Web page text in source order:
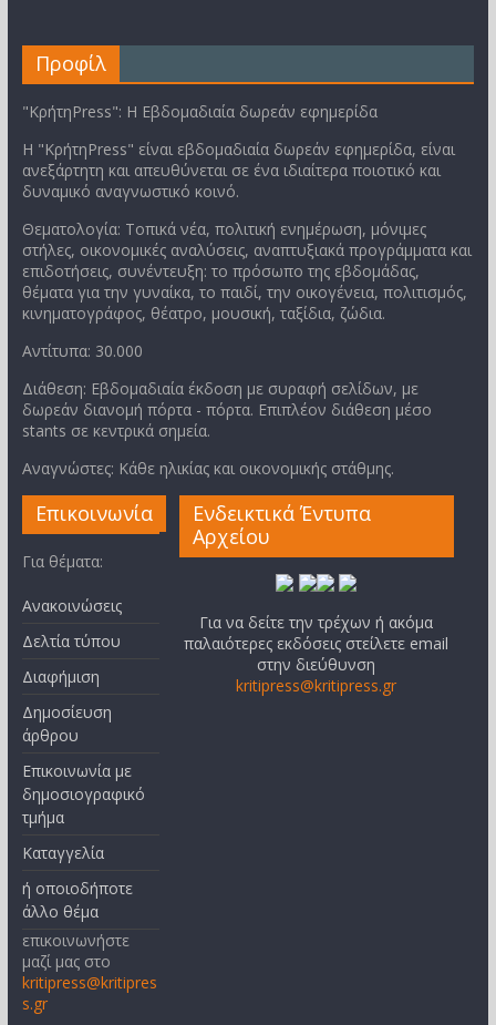
Προφίλ
"ΚρήτηPress": Η Εβδομαδιαία δωρεάν εφημερίδα
Η "ΚρήτηPress" είναι εβδομαδιαία δωρεάν εφημερίδα, είναι
ανεξάρτητη και απευθύνεται σε ένα ιδιαίτερα ποιοτικό και
δυναμικό αναγνωστικό κοινό.
Θεματολογία: Τοπικά νέα, πολιτική ενημέρωση, μόνιμες
στήλες, οικονομικές αναλύσεις, αναπτυξιακά προγράμματα και
επιδοτήσεις, συνέντευξη: το πρόσωπο της εβδομάδας,
θέματα για την γυναίκα, το παιδί, την οικογένεια, πολιτισμός,
κινηματογράφος, θέατρο, μουσική, ταξίδια, ζώδια.
Αντίτυπα: 30.000
Διάθεση: Εβδομαδιαία έκδοση με συραφή σελίδων, με
δωρεάν διανομή πόρτα - πόρτα. Επιπλέον διάθεση μέσο
stants σε κεντρικά σημεία.
Αναγνώστες: Κάθε ηλικίας και οικονομικής στάθμης.
Επικοινωνία
Για θέματα:
Ανακοινώσεις
Δελτία τύπου
Διαφήμιση
Δημοσίευση
άρθρου
Επικοινωνία με
δημοσιογραφικό
τμήμα
Καταγγελία
ή οποιοδήποτε
άλλο θέμα
επικοινωνήστε
μαζί μας στο
kritipress@kritipres
s.gr
Ενδεικτικά Έντυπα
Αρχείου
Για να δείτε την τρέχων ή ακόμα
παλαιότερες εκδόσεις στείλετε email
στην διεύθυνση
kritipress@kritipress.gr